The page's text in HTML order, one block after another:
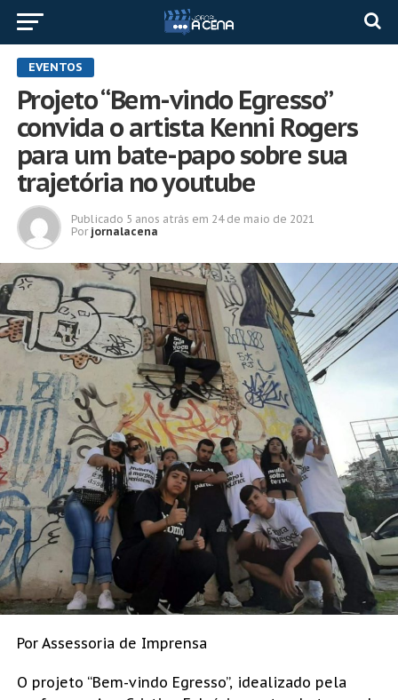
EVENTOS
Projeto “Bem-vindo Egresso”
convida o artista Kenni Rogers
para um bate-papo sobre sua
trajetória no youtube
Publicado 5 anos atrás em 24 de maio de 2021
Por jornalacena
Por Assessoria de Imprensa
O projeto “Bem-vindo Egresso”, idealizado pela